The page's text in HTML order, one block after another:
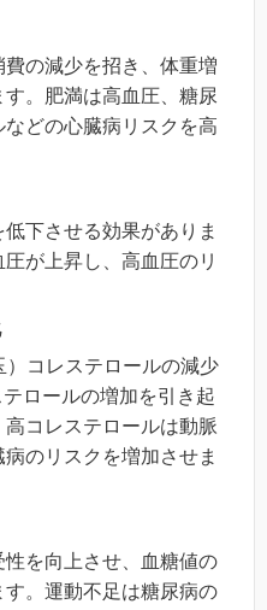
の減少を招き、体重増
。肥満は高血圧、糖尿
どの心臓病リスクを高
下させる効果がありま
が上昇し、高血圧のリ
コレステロールの減少
ロールの増加を引き起
コレステロールは動脈
のリスクを増加させま
を向上させ、血糖値の
。運動不足は糖尿病の